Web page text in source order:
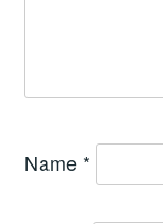
Name *